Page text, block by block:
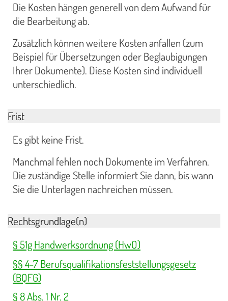
Die Kosten hängen generell von dem Aufwand für
die Bearbeitung ab.
Zusätzlich können weitere Kosten anfallen (zum
Beispiel für Übersetzungen oder Beglaubigungen
Ihrer Dokumente). Diese Kosten sind individuell
unterschiedlich.
Frist
Es gibt keine Frist.
Manchmal fehlen noch Dokumente im Verfahren.
Die zuständige Stelle informiert Sie dann, bis wann
Sie die Unterlagen nachreichen müssen.
Rechtsgrundlage(n)
§ 51g Handwerksordnung (HwO)
§§ 4-7 Berufsqualifikationsfeststellungsgesetz
(BQFG)
§ 8 Abs. 1 Nr. 2